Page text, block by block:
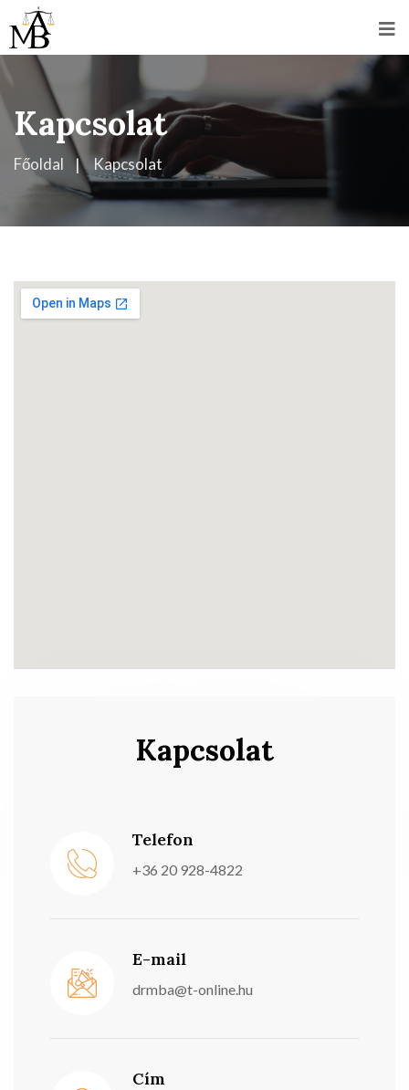
Kapcsolat
Főoldal Kapcsolat
Kapcsolat
Telefon
+36 20 928-4822
E-mail
drmba@t-online.hu
Cím